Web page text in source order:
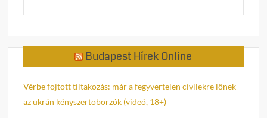
Budapest Hírek Online
Vérbe fojtott tiltakozás: már a fegyvertelen civilekre lőnek
az ukrán kényszertoborzók (videó, 18+)